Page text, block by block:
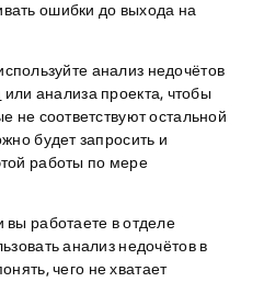
ошибки до выхода на
анализ недочётов
или анализа проекта, чтобы
не соответствуют остальной
будет запросить и
работы по мере
вы работаете в отделе
анализ недочётов в
чего не хватает